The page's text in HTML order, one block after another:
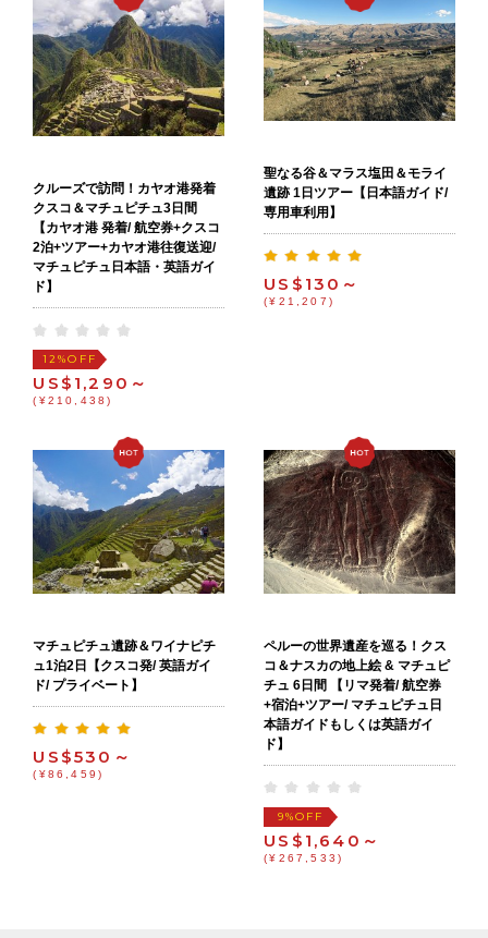
クルーズで訪問！カヤオ港発着
クスコ＆マチュピチュ3日間
【カヤオ港 発着/ 航空券+クスコ
2泊+ツアー+カヤオ港往復送迎/
マチュピチュ日本語・英語ガイ
ド】
12%OFF
US$1,290～
(¥210,438)
聖なる谷＆マラス塩田＆モライ
遺跡 1日ツアー【日本語ガイド/
専用車利用】
US$130～
(¥21,207)
マチュピチュ遺跡＆ワイナピチ
ュ1泊2日【クスコ発/ 英語ガイ
ド/ プライベート】
US$530～
(¥86,459)
ペルーの世界遺産を巡る！クス
コ＆ナスカの地上絵 & マチュピ
チュ 6日間 【リマ発着/ 航空券
+宿泊+ツアー/ マチュピチュ日
本語ガイドもしくは英語ガイ
ド】
9%OFF
US$1,640～
(¥267,533)